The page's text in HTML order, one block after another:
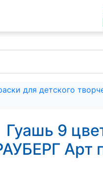
для детского
Гуашь 9
Арт